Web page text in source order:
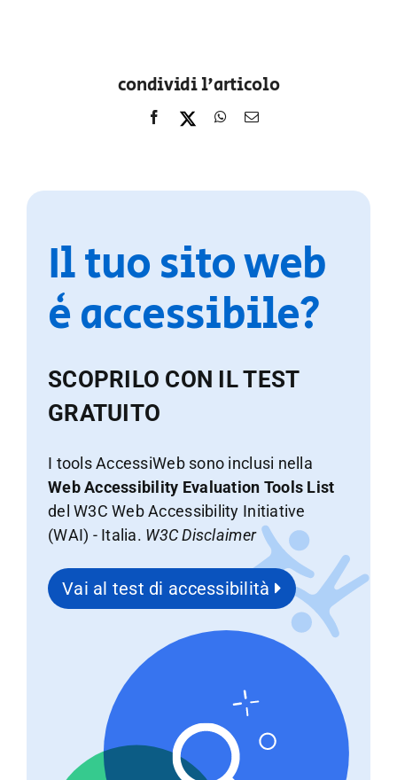
condividi l'articolo
Il tuo sito web
è accessibile?
SCOPRILO CON IL TEST
GRATUITO
I tools AccessiWeb sono inclusi nella
Web Accessibility Evaluation Tools List
del W3C Web Accessibility Initiative
(WAI) - Italia. W3C Disclaimer
Vai al test di accessibilità